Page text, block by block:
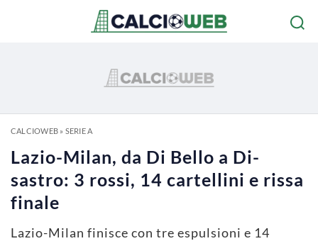
CALCIOWEB» SERIE A
Lazio-Milan, da Di Bello a Di-
sastro: 3 rossi, 14 cartellini e rissa
finale
Lazio-Milan finisce con tre espulsioni e 14